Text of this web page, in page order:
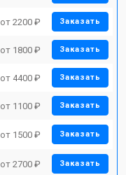
от 2200 ₽ Заказать
от 1800 ₽ Заказать
от 4400 ₽ Заказать
от 1100 ₽ Заказать
от 1500 ₽ Заказать
от 2700 ₽ Заказать